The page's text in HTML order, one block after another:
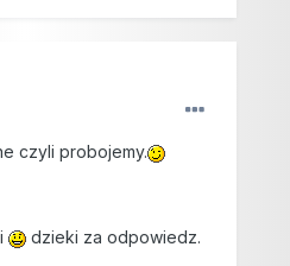
czyli probojemy.
dzieki za odpowiedz.